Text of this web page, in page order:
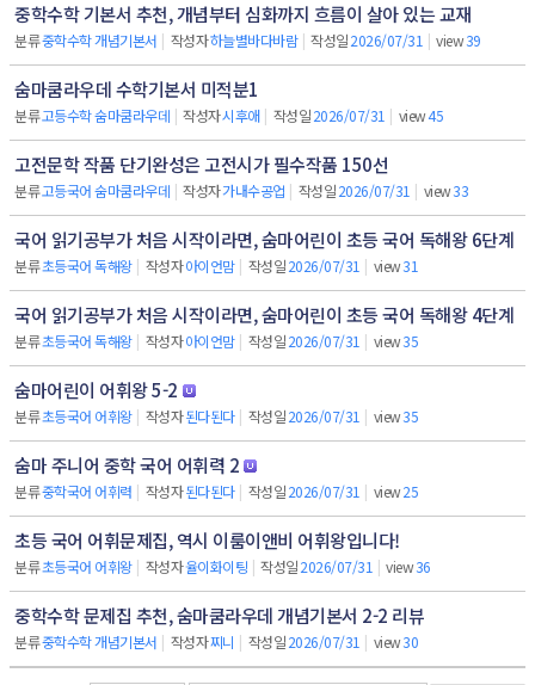
중학수학 기본서 추천, 개념부터 심화까지 흐름이 살아 있는 교재
분류중학수학 개념기본서 | 작성자하늘별바다바람 | 작성일2026/07/31 | view39
숨마쿰라우데 수학기본서 미적분1
분류고등수학 숨마쿰라우데 | 작성자시후애 | 작성일2026/07/31 | view45
고전문학 작품 단기완성은 고전시가 필수작품 150선
분류고등국어 숨마쿰라우데 | 작성자가내수공업 | 작성일2026/07/31 | view33
국어 읽기공부가 처음 시작이라면, 숨마어린이 초등 국어 독해왕 6단계
분류초등국어 독해왕 | 작성자아이언맘 | 작성일2026/07/31 | view31
국어 읽기공부가 처음 시작이라면, 숨마어린이 초등 국어 독해왕 4단계
분류초등국어 독해왕 | 작성자아이언맘 | 작성일2026/07/31 | view35
숨마어린이 어휘왕 5-2
분류초등국어 어휘왕 | 작성자된다된다 | 작성일2026/07/31 | view35
숨마 주니어 중학 국어 어휘력 2
분류중학국어 어휘력 | 작성자된다된다 | 작성일2026/07/31 | view25
초등 국어 어휘문제집, 역시 이룸이앤비 어휘왕입니다!
분류초등국어 어휘왕 | 작성자율이화이팅 | 작성일2026/07/31 | view36
중학수학 문제집 추천, 숨마쿰라우데 개념기본서 2-2 리뷰
분류중학수학 개념기본서 | 작성자찌니 | 작성일2026/07/31 | view30